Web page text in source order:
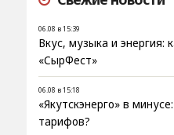
06.08 в 15:39
Вкус, музыка и энергия:
«СырФест»
06.08 в 15:18
«Якутскэнерго» в
тарифов?